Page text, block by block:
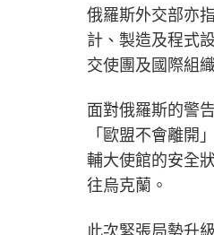
俄羅斯外交部亦
計、製造及程式
交使團及國際組
面對俄羅斯的警
「歐盟不會離開
輔大使館的安全
往烏克蘭。
此次緊張局勢升